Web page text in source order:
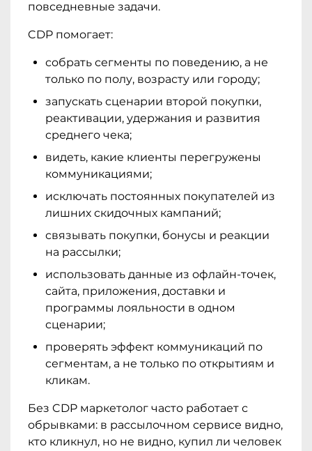
повседневные задачи.
CDP помогает:
собрать сегменты по поведению, а не
только по полу, возрасту или городу;
запускать сценарии второй покупки,
реактивации, удержания и развития
среднего чека;
видеть, какие клиенты перегружены
коммуникациями;
исключать постоянных покупателей из
лишних скидочных кампаний;
связывать покупки, бонусы и реакции
на рассылки;
использовать данные из офлайн-точек,
сайта, приложения, доставки и
программы лояльности в одном
сценарии;
проверять эффект коммуникаций по
сегментам, а не только по открытиям и
кликам.
Без CDP маркетолог часто работает с
обрывками: в рассылочном сервисе видно,
кто кликнул, но не видно, купил ли человек